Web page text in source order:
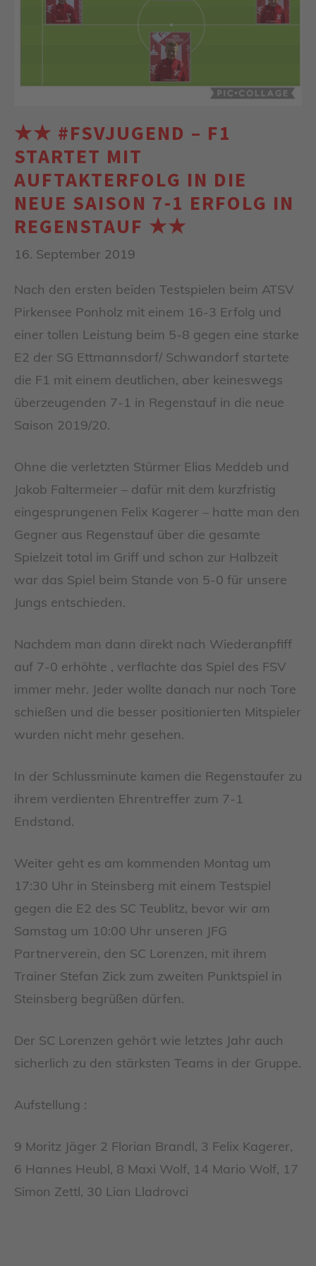
★★ #FSVJUGEND – F1
STARTET MIT
AUFTAKTERFOLG IN DIE
NEUE SAISON 7-1 ERFOLG IN
REGENSTAUF ★★
16. September 2019
Nach den ersten beiden Testspielen beim ATSV
Pirkensee Ponholz mit einem 16-3 Erfolg und
einer tollen Leistung beim 5-8 gegen eine starke
E2 der SG Ettmannsdorf/ Schwandorf startete
die F1 mit einem deutlichen, aber keineswegs
überzeugenden 7-1 in Regenstauf in die neue
Saison 2019/20.
Ohne die verletzten Stürmer Elias Meddeb und
Jakob Faltermeier – dafür mit dem kurzfristig
eingesprungenen Felix Kagerer – hatte man den
Gegner aus Regenstauf über die gesamte
Spielzeit total im Griff und schon zur Halbzeit
war das Spiel beim Stande von 5-0 für unsere
Jungs entschieden.
Nachdem man dann direkt nach Wiederanpfiff
auf 7-0 erhöhte , verflachte das Spiel des FSV
immer mehr. Jeder wollte danach nur noch Tore
schießen und die besser positionierten Mitspieler
wurden nicht mehr gesehen.
In der Schlussminute kamen die Regenstaufer zu
ihrem verdienten Ehrentreffer zum 7-1
Endstand.
Weiter geht es am kommenden Montag um
17:30 Uhr in Steinsberg mit einem Testspiel
gegen die E2 des SC Teublitz, bevor wir am
Samstag um 10:00 Uhr unseren JFG
Partnerverein, den SC Lorenzen, mit ihrem
Trainer Stefan Zick zum zweiten Punktspiel in
Steinsberg begrüßen dürfen.
Der SC Lorenzen gehört wie letztes Jahr auch
sicherlich zu den stärksten Teams in der Gruppe.
Aufstellung :
9 Moritz Jäger 2 Florian Brandl, 3 Felix Kagerer,
6 Hannes Heubl, 8 Maxi Wolf, 14 Mario Wolf, 17
Simon Zettl, 30 Lian Lladrovci